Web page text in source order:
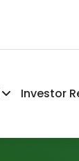
Investor